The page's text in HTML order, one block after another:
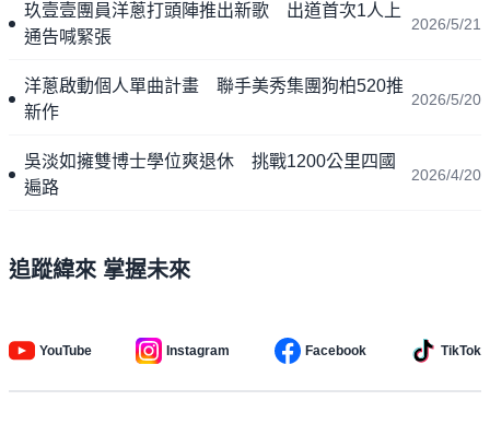
玖壹壹團員洋蔥打頭陣推出新歌 出道首次1人上
通告喊緊張
2026/5/21
洋蔥啟動個人單曲計畫 聯手美秀集團狗柏520推
新作
2026/5/20
吳淡如擁雙博士學位爽退休 挑戰1200公里四國
遍路
2026/4/20
追蹤緯來 掌握未來
YouTube Instagram Facebook TikTok